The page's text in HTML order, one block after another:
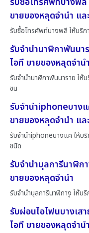
ขายของหลุดจำนำ แ
รับซื้อโทรศัพท์บางพลี ให้บริก
รับจำนำนาฬิกาพันน
ไอที ขายของหลุดจำนำ
รับจำนำนาฬิกาพันนาราย ให้
ชน
รับจำนำiphoneบาง
ขายของหลุดจำนำ แ
รับจำนำiphoneบางแค ให้บ
ชนิด
รับจำนำบุลการีนาฬิก
ขายของหลุดจำนำ
รับจำนำบุลการีนาฬิกางู ให้บ
รับผ่อนไอโฟนบางเส
ไอที ขายของหลุดจำ